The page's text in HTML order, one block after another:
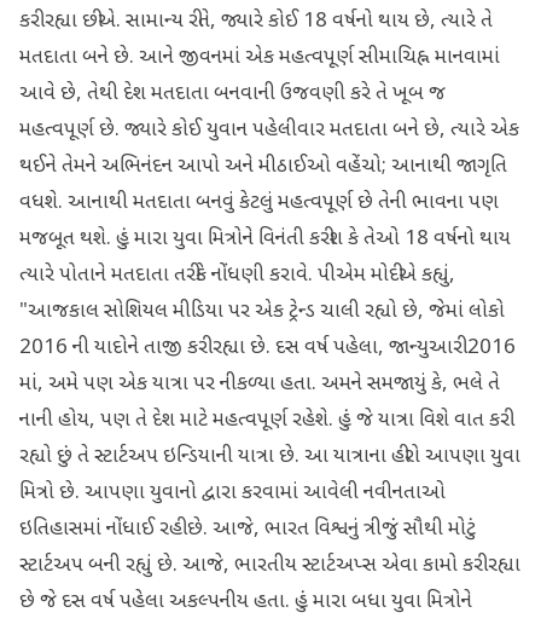
કરી રહ્યા છીએ. સામાન્ય રીતે, જ્યારે કોઈ 18 વર્ષનો થાય છે, ત્યારે તે
મતદાતા બને છે. આને જીવનમાં એક મહત્વપૂર્ણ સીમાચિહ્ન માનવામાં
આવે છે, તેથી દેશ મતદાતા બનવાની ઉજવણી કરે તે ખૂબ જ
મહત્વપૂર્ણ છે. જ્યારે કોઈ યુવાન પહેલીવાર મતદાતા બને છે, ત્યારે એક
થઈને તેમને અભિનંદન આપો અને મીઠાઈઓ વહેંચો; આનાથી જાગૃતિ
વધશે. આનાથી મતદાતા બનવું કેટલું મહત્વપૂર્ણ છે તેની ભાવના પણ
મજબૂત થશે. હું મારા યુવા મિત્રોને વિનંતી કરીશ કે તેઓ 18 વર્ષનો થાય
ત્યારે પોતાને મતદાતા તરીકે નોંધણી કરાવે. પીએમ મોદીએ કહ્યું,
"આજકાલ સોશિયલ મીડિયા પર એક ટ્રેન્ડ ચાલી રહ્યો છે, જેમાં લોકો
2016 ની યાદોને તાજી કરી રહ્યા છે. દસ વર્ષ પહેલા, જાન્યુઆરી 2016
માં, અમે પણ એક યાત્રા પર નીકળ્યા હતા. અમને સમજાયું કે, ભલે તે
નાની હોય, પણ તે દેશ માટે મહત્વપૂર્ણ રહેશે. હું જે યાત્રા વિશે વાત કરી
રહ્યો છું તે સ્ટાર્ટઅપ ઇન્ડિયાની યાત્રા છે. આ યાત્રાના હીરો આપણા યુવા
મિત્રો છે. આપણા યુવાનો દ્વારા કરવામાં આવેલી નવીનતાઓ
ઇતિહાસમાં નોંધાઈ રહી છે. આજે, ભારત વિશ્વનું ત્રીજું સૌથી મોટું
સ્ટાર્ટઅપ બની રહ્યું છે. આજે, ભારતીય સ્ટાર્ટઅપ્સ એવા કામો કરી રહ્યા
છે જે દસ વર્ષ પહેલા અકલ્પનીય હતા. હું મારા બધા યુવા મિત્રોને